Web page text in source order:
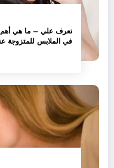
تعرف علي – ما هي أهم
في الملابس للمتزوجة